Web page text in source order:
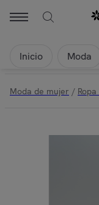
Inicio Moda
Moda de mujer /